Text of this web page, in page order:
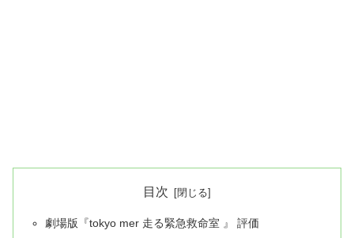
目次
劇場版『tokyo mer 走る緊急救命室 』 評価